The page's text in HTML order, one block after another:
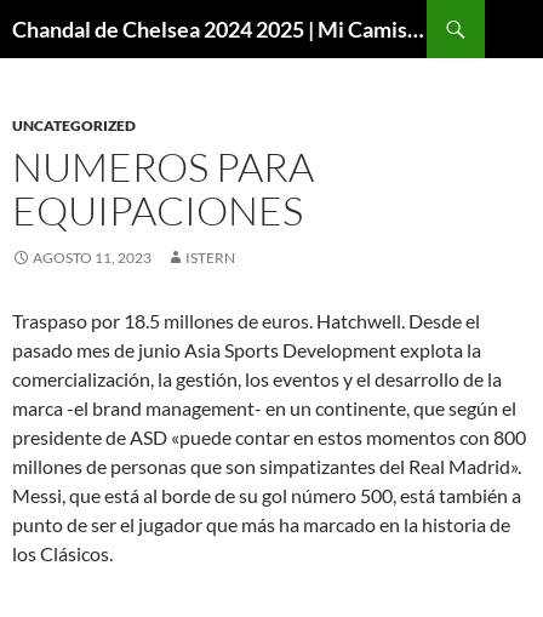
Chandal de Chelsea 2024 2025 | Mi Camiseta Futbol
UNCATEGORIZED
NUMEROS PARA
EQUIPACIONES
AGOSTO 11, 2023 ISTERN
Traspaso por 18.5 millones de euros. Hatchwell. Desde el
pasado mes de junio Asia Sports Development explota la
comercialización, la gestión, los eventos y el desarrollo de la
marca -el brand management- en un continente, que según el
presidente de ASD «puede contar en estos momentos con 800
millones de personas que son simpatizantes del Real Madrid».
Messi, que está al borde de su gol número 500, está también a
punto de ser el jugador que más ha marcado en la historia de
los Clásicos.